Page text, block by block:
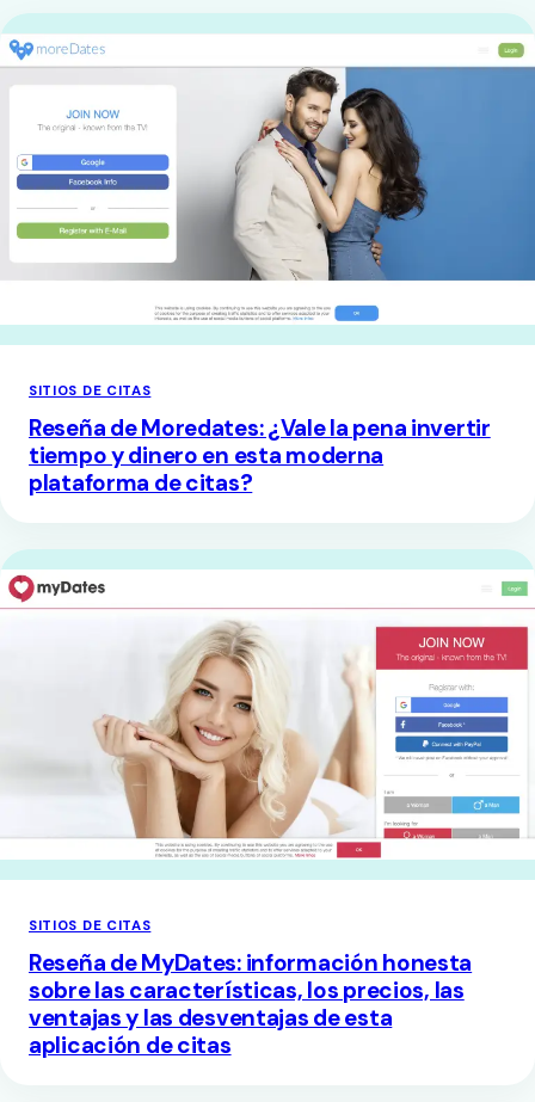
SITIOS DE CITAS
Reseña de Moredates: ¿Vale la pena invertir
tiempo y dinero en esta moderna
plataforma de citas?
SITIOS DE CITAS
Reseña de MyDates: información honesta
sobre las características, los precios, las
ventajas y las desventajas de esta
aplicación de citas